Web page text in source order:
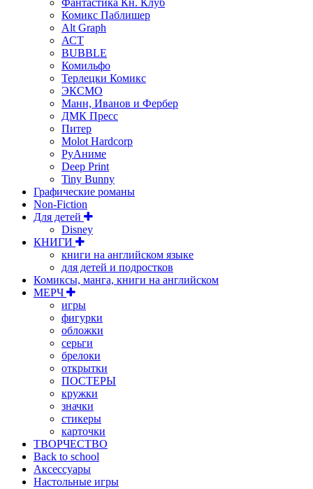
Фантастика Кн. Клуб
Комикс Паблишер
Alt Graph
АСТ
BUBBLE
Комильфо
Терлецки Комикс
ЭКСМО
Манн, Иванов и Фербер
ДМК Пресс
Питер
Molot Hardcorp
РуАниме
Deep Print
Tiny Bunny
Графические романы
Non-Fiction
Для детей
Disney
КНИГИ
книги на английском языке
для детей и подростков
Комиксы, манга, книги на английском
МЕРЧ
игры
фигурки
обложки
серьги
брелоки
открытки
ПОСТЕРЫ
кружки
значки
стикеры
карточки
ТВОРЧЕСТВО
Back to school
Аксессуары
Настольные игры